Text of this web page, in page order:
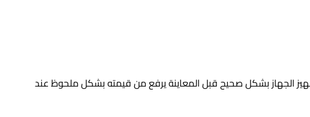
بشكل صحيح قبل المعاينة يرفع من قيمته بشكل ملحوظ عند